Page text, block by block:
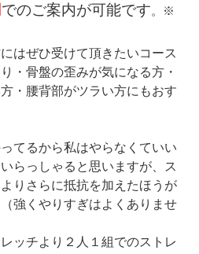
でのご案内が可能です。※
はぜひ受けて頂きたいコース
・骨盤の歪みが気になる方・
・腰背部がツラい方にもおす
てるから私はやらなくていい
らっしゃると思いますが、ス
りさらに抵抗を加えたほうが
強くやりすぎはよくありませ
ッチより２人１組でのストレ